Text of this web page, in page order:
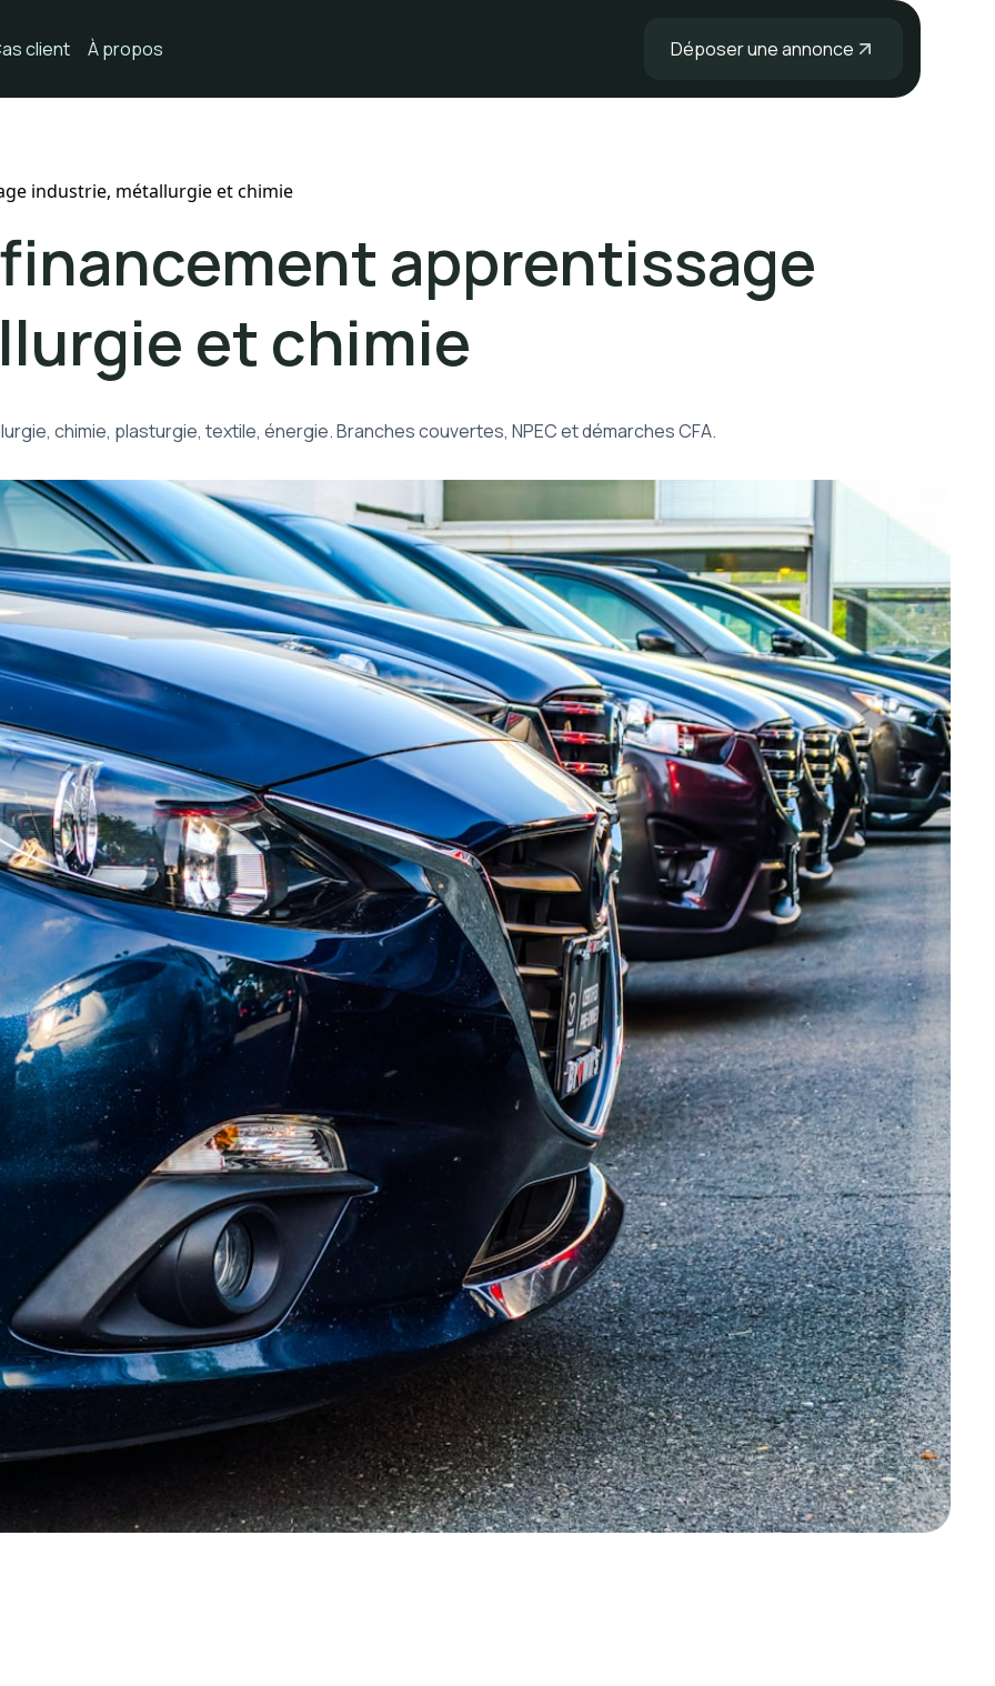
client À propos Déposer une annonce
industrie, métallurgie et chimie
apprentissage
et chimie
chimie, plasturgie, textile, énergie. Branches couvertes, NPEC et démarches CFA.